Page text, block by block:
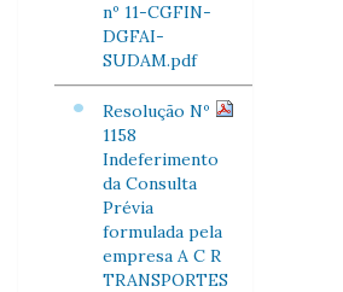
nº 11-CGFIN-
DGFAI-
SUDAM.pdf
Resolução Nº
1158
Indeferimento
da Consulta
Prévia
formulada pela
empresa A C R
TRANSPORTES